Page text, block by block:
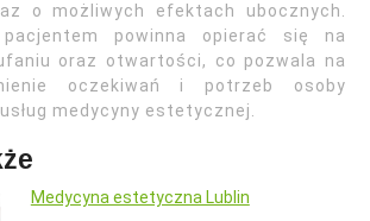
o możliwych efektach ubocznych.
pacjentem powinna opierać się na
oraz otwartości, co pozwala na
oczekiwań i potrzeb osoby
medycyny estetycznej.
Medycyna estetyczna Lublin